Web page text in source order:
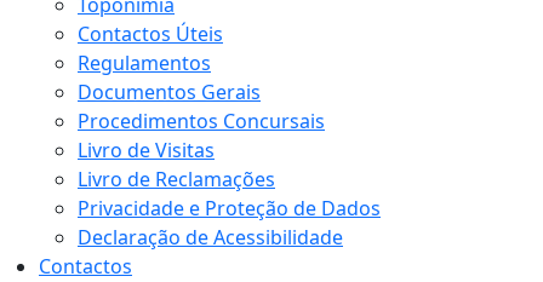
Toponímia
Contactos Úteis
Regulamentos
Documentos Gerais
Procedimentos Concursais
Livro de Visitas
Livro de Reclamações
Privacidade e Proteção de Dados
Declaração de Acessibilidade
Contactos